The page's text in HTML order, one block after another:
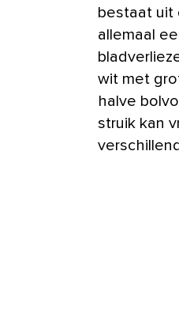
bestaat uit
allemaal
wit met
halve
struik kan